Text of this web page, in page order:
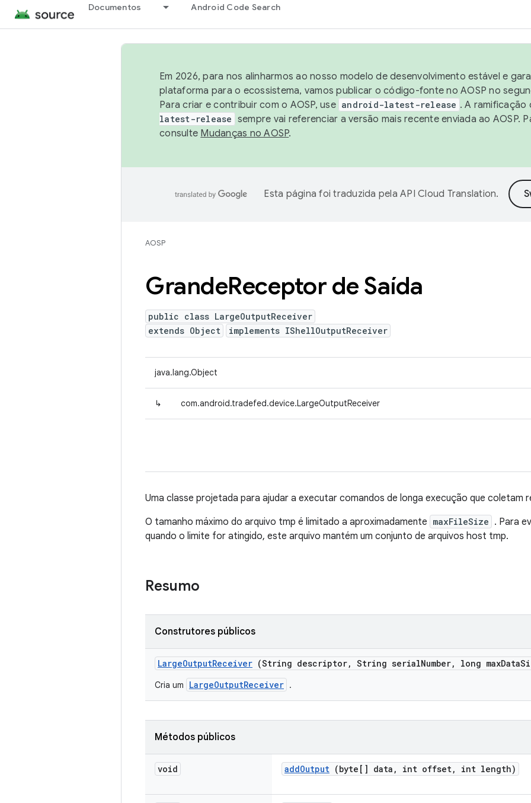
Documentos Android Code Search
Em 2026, para nos alinharmos ao nosso modelo de desenvolvimento estável e
plataforma para o ecossistema, vamos publicar o código-fonte no AOSP no
Para criar e contribuir com o AOSP, use android-latest-release . A
latest-release sempre vai referenciar a versão mais recente enviada ao AOSP.
consulte Mudanças no AOSP.
Esta página foi traduzida pela API Cloud Translation.
AOSP
GrandeReceptor de Saída
public class LargeOutputReceiver
extends Object
implements IShellOutputReceiver
java.lang.Object
↳ com.android.tradefed.device.LargeOutputReceiver
Uma classe projetada para ajudar a executar comandos de longa execução que coletam
O tamanho máximo do arquivo tmp é limitado a aproximadamente maxFileSize . Para
quando o limite for atingido, este arquivo mantém um conjunto de arquivos host tmp.
Resumo
Construtores públicos
LargeOutputReceiver (String descriptor, String serialNumber, long maxData
Cria um LargeOutputReceiver .
Métodos públicos
void addOutput (byte[] data , int offset, int length)